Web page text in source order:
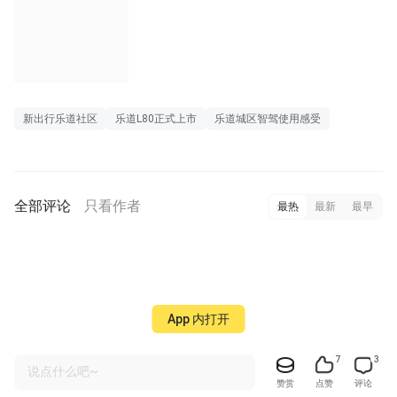
新出行乐道社区 乐道L80正式上市 乐道城区智驾使用感受
全部评论 只看作者 最热 最新 最早
说点什么吧~
赞赏
7
点赞
3
评论
App 内打开